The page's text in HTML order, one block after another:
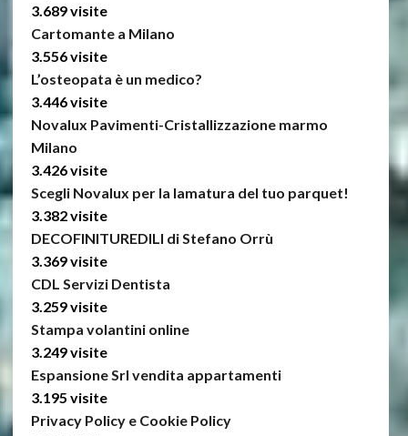
3.689 visite
Cartomante a Milano
3.556 visite
L’osteopata è un medico?
3.446 visite
Novalux Pavimenti-Cristallizzazione marmo
Milano
3.426 visite
Scegli Novalux per la lamatura del tuo parquet!
3.382 visite
DECOFINITUREDILI di Stefano Orrù
3.369 visite
CDL Servizi Dentista
3.259 visite
Stampa volantini online
3.249 visite
Espansione Srl vendita appartamenti
3.195 visite
Privacy Policy e Cookie Policy